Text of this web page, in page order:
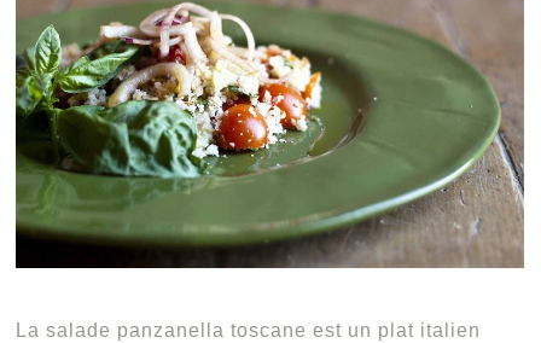
La salade panzanella toscane est un plat italien